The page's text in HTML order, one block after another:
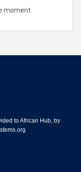
moment.
to African Hub, by